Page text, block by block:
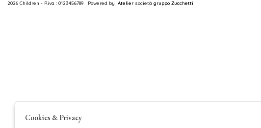
2026 Children - P.iva : 0123456789 Powered by Ateliersocietà gruppo Zucchetti
Cookies & Privacy